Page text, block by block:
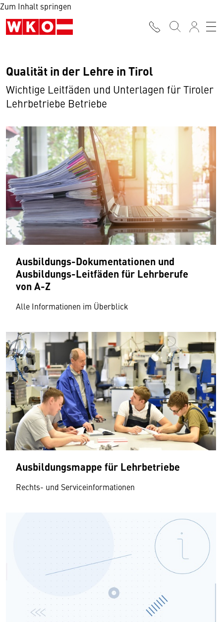
Zum Inhalt springen
Qualität in der Lehre in Tirol
Wichtige Leitfäden und Unterlagen für Tiroler
Lehrbetriebe Betriebe
Ausbildungs-Dokumentationen und
Ausbildungs-Leitfäden für Lehrberufe
von A-Z
Alle Informationen im Überblick
Ausbildungsmappe für Lehrbetriebe
Rechts- und Serviceinformationen